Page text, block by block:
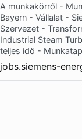
A munkakörről -
Bayern - Vállalat -
Szervezet -
Industrial Steam
teljes idő -
jobs.siemens-